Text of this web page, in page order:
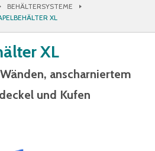
BEHÄLTERSYSTEME
XL
XL
anscharniertem
und Kufen